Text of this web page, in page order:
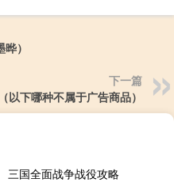
）
下一篇
以下哪种不属于广告商品）
三国全面战争战役攻略